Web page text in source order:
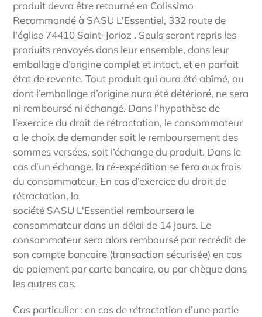
produit devra être retourné en Colissimo
Recommandé à SASU L'Essentiel, 332 route de
l'église 74410 Saint-Jorioz . Seuls seront repris les
produits renvoyés dans leur ensemble, dans leur
emballage d’origine complet et intact, et en parfait
état de revente. Tout produit qui aura été abîmé, ou
dont l’emballage d’origine aura été détérioré, ne sera
ni remboursé ni échangé. Dans l’hypothèse de
l’exercice du droit de rétractation, le consommateur
a le choix de demander soit le remboursement des
sommes versées, soit l’échange du produit. Dans le
cas d’un échange, la ré-expédition se fera aux frais
du consommateur. En cas d’exercice du droit de
rétractation, la
société SASU L'Essentiel remboursera le
consommateur dans un délai de 14 jours. Le
consommateur sera alors remboursé par recrédit de
son compte bancaire (transaction sécurisée) en cas
de paiement par carte bancaire, ou par chèque dans
les autres cas.
Cas particulier : en cas de rétractation d’une partie